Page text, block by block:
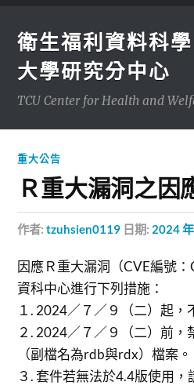
衛生福利資料科
大學研究分中心
TCU Center for Health and
重大公告
Ｒ重大漏洞之因
作者:tzuhsien0119 日期: 2024
因應Ｒ重大漏洞（CVE編號
資科中心進行下列措施：
１. 2024／７／９（二）起，
２. 2024／７／９（二）前，
（副檔名為rdb與rdx）檔案。
３. 套件若無法於4.4版使用